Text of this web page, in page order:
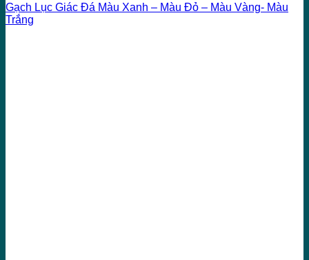
Gạch Lục Giác Đá Màu Xanh – Màu Đỏ – Màu Vàng- Màu
Trắng